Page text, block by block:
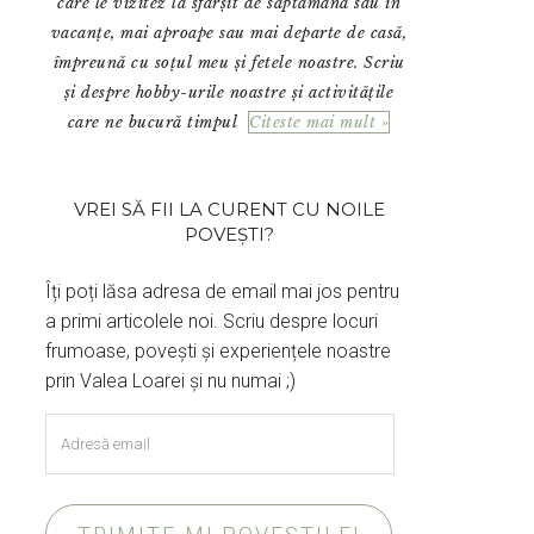
vacanțe, mai aproape sau mai departe de casă,
împreună cu soțul meu și fetele noastre. Scriu
și despre hobby-urile noastre și activitățile
care ne bucură timpul Citeste mai mult »
VREI SĂ FII LA CURENT CU NOILE
POVEȘTI?
Îți poți lăsa adresa de email mai jos pentru
a primi articolele noi. Scriu despre locuri
frumoase, povești și experiențele noastre
prin Valea Loarei și nu numai ;)
email